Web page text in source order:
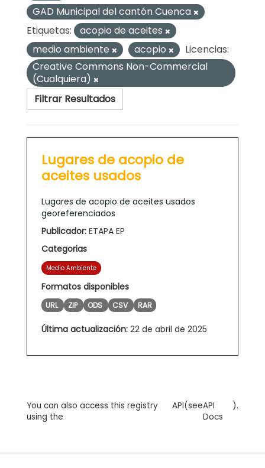
GAD Municipal del cantón Cuenca
Etiquetas:
acopio de aceites
medio ambiente
acopio
Licencias:
Creative Commons Non-Commercial
(Cualquiera)
Filtrar Resultados
Lugares de acopio de
aceites usados
Lugares de acopio de aceites usados
georeferenciados
Publicador: ETAPA EP
Categorias
Medio Ambiente
Formatos disponibles
URL ZIP ODS CSV RAR
Última actualización: 22 de abril de 2025
You can also access this registry
using the
API(seeAPI
Docs
).